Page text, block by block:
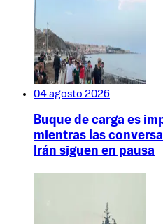
04 agosto 2026
Buque de carga es
mientras las
Irán siguen en pausa